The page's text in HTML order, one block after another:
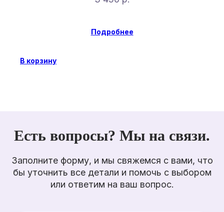
Подробнее
В корзину
Есть вопросы? Мы на связи.
Заполните форму, и мы свяжемся с вами, что
бы уточнить все детали и помочь с выбором
или ответим на ваш вопрос.